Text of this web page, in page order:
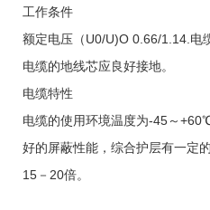
工作条件
额定电压（U0/U)O 0.66/1.14.电
电缆的地线芯应良好接地。
电缆特性
电缆的使用环境温度为-45～
好的屏蔽性能，综合护层有一定
15－20倍。